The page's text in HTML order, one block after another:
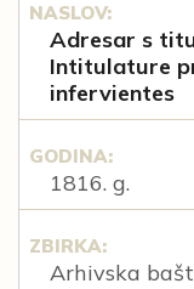
NASLOV:
Adresar s
Intitulature
infervientes
GODINA:
1816. g.
ZBIRKA:
Arhivska